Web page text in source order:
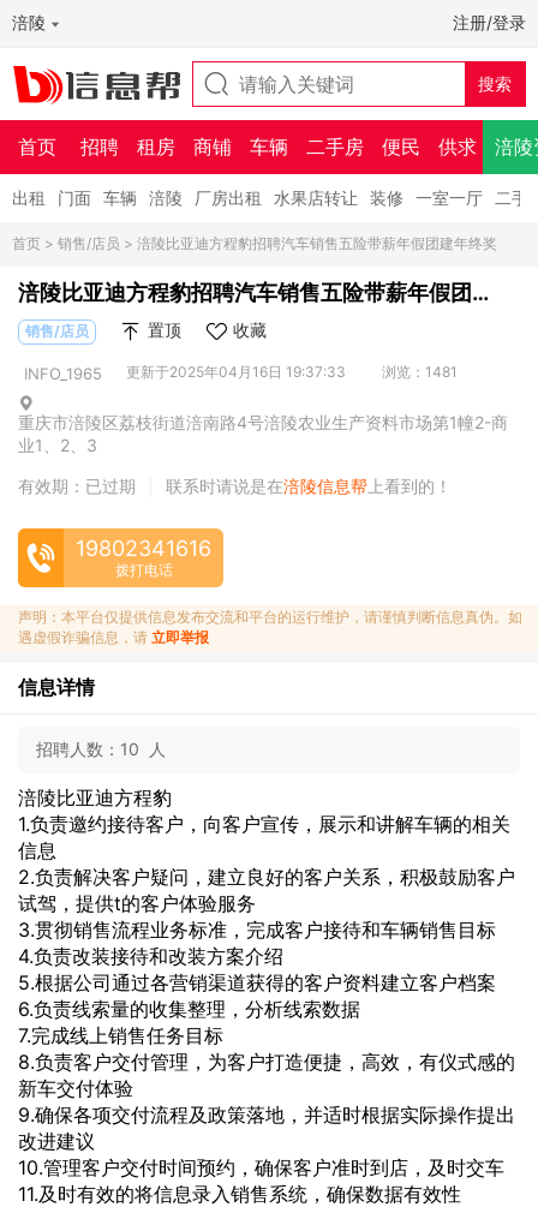
涪陵 注册/登录
首页 招聘 租房 商铺 车辆 二手房 便民 供求 涪陵
出租 门面 车辆 涪陵 厂房出租 水果店转让 装修 一室一厅 二手
首页 > 销售/店员 > 涪陵比亚迪方程豹招聘汽车销售五险带薪年假团建年终奖
涪陵比亚迪方程豹招聘汽车销售五险带薪年假团
建年终奖
销售/店员 置顶 收藏
INFO_1965 更新于2025年04月16日 19:37:33 浏览：1481
重庆市涪陵区荔枝街道涪南路4号涪陵农业生产资料市场第1幢2-商
业1、2、3
有效期：已过期
联系时请说是在涪陵信息帮 上看到的！
19802341616
拨打电话
声明：本平台仅提供信息发布交流和平台的运行维护，请谨慎判断信息真伪。如
遇虚假诈骗信息，请 立即举报
信息详情
招聘人数： 10 人
涪陵比亚迪方程豹
1.负责邀约接待客户，向客户宣传，展示和讲解车辆的相关
信息
2.负责解决客户疑问，建立良好的客户关系，积极鼓励客户
试驾，提供t的客户体验服务
3.贯彻销售流程业务标准，完成客户接待和车辆销售目标
4.负责改装接待和改装方案介绍
5.根据公司通过各营销渠道获得的客户资料建立客户档案
6.负责线索量的收集整理，分析线索数据
7.完成线上销售任务目标
8.负责客户交付管理，为客户打造便捷，高效，有仪式感的
新车交付体验
9.确保各项交付流程及政策落地，并适时根据实际操作提出
改进建议
10.管理客户交付时间预约，确保客户准时到店，及时交车
11.及时有效的将信息录入销售系统，确保数据有效性